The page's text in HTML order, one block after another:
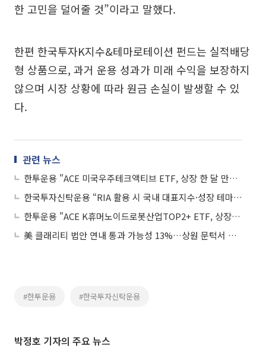
한 고민을 덜어줄 것”이라고 말했다.
한편 한국투자K지수&테마로테이션 펀드는 실적배당
형 상품으로, 과거 운용 성과가 미래 수익을 보장하지
않으며 시장 상황에 따라 원금 손실이 발생할 수 있
다.
관련 뉴스
한투운용 "ACE 미국우주테크액티브 ETF, 상장 한 달 만에 순자산 2000억원 돌파"
한국투자신탁운용 “RIA 활용 시 국내 대표지수·성장 테마 ETF 주목”
한투운용 "ACE K휴머노이드로봇산업TOP2+ ETF, 상장 후 1개월 수익률 1위"
美 클래리티 법안 연내 통과 가능성 13%…상원 문턱서 제동
#한투운용 #한국투자신탁운용
박정호 기자의 주요 뉴스